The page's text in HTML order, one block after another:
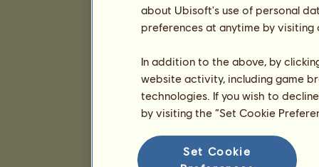
about Ubisoft's use of personal
preferences at anytime by
In addition to the above, by
website activity, including game
technologies. If you wish to
by visiting the “Set Cookie
Set Cookie